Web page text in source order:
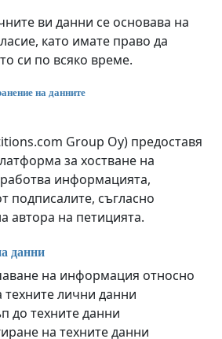
ви данни се основава на
като имате право да
си по всяко време.
на данните
Group Oy) предоставя
за хостване на
информацията,
подписалите, съгласно
автора на петицията.
данни
на информация относно
техните лични данни
до техните данни
на техните данни